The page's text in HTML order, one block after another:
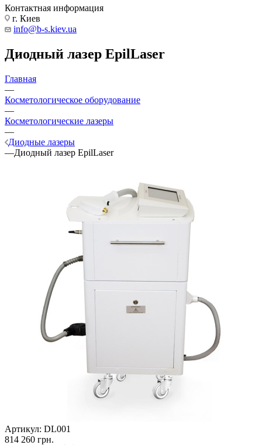
Контактная информация
г. Киев
info@b-s.kiev.ua
Диодный лазер EpilLaser
Главная
—
Косметологическое оборудование
—
Косметологические лазеры
—
Диодные лазеры
—Диодный лазер EpilLaser
Артикул: DL001
814 260 грн.